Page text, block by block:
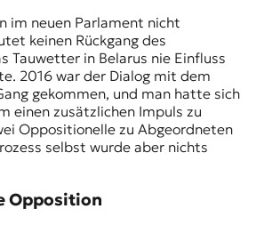
im neuen Parlament nicht
keinen Rückgang des
Tauwetter in Belarus nie Einfluss
2016 war der Dialog mit dem
gekommen, und man hatte sich
einen zusätzlichen Impuls zu
Oppositionelle zu Abgeordneten
selbst wurde aber nichts
Opposition